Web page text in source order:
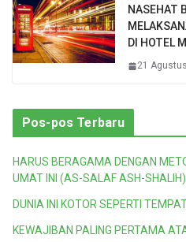
NASEHAT
DI HOTEL
21
Pos-pos Terbaru
HARUS BERAGAMA DENGAN
UMAT INI (AS-SALAF ASH-SHALIH)
DUNIA INI KOTOR SEPERTI
KEWAJIBAN PALING PERTAMA